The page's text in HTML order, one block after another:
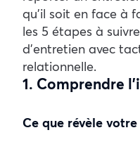
qu’il soit en face à
les 5 étapes à
d’entretien avec
relationnelle.
1. Comprendre
Ce que révèle